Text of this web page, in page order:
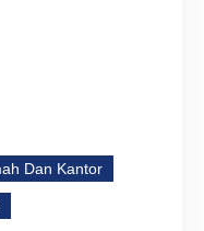
Dan Kantor